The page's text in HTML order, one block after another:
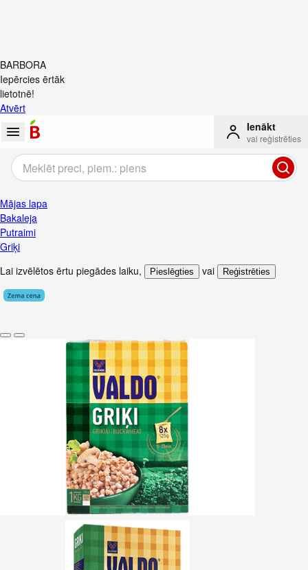
BARBORA
Iepērcies ērtāk
lietotnē!
Atvērt
Ienākt
vai reģistrēties
Mājas lapa
Bakaleja
Putraimi
Griķi
Lai izvēlētos ērtu piegādes laiku, Pieslēgties vai Reģistrēties